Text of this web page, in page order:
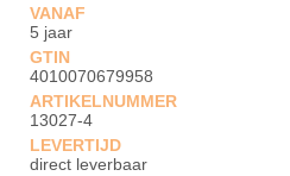
VANAF
5 jaar
GTIN
4010070679958
ARTIKELNUMMER
13027-4
LEVERTIJD
direct leverbaar